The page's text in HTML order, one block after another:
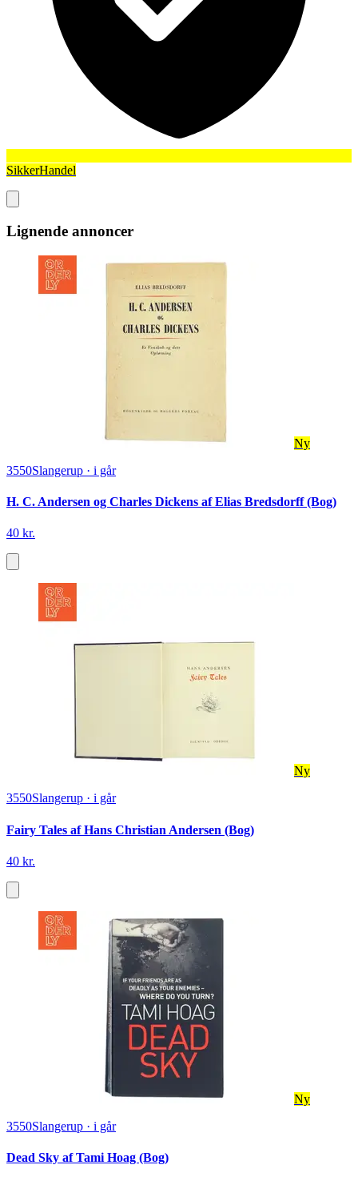
SikkerHandel
Lignende annoncer
Ny
3550Slangerup · i går
H. C. Andersen og Charles Dickens af Elias Bredsdorff (Bog)
40 kr.
Ny
3550Slangerup · i går
Fairy Tales af Hans Christian Andersen (Bog)
40 kr.
Ny
3550Slangerup · i går
Dead Sky af Tami Hoag (Bog)